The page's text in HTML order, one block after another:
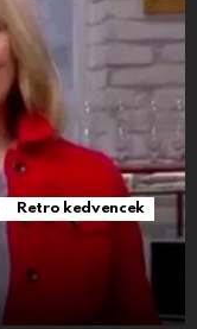
Retro kedvencek